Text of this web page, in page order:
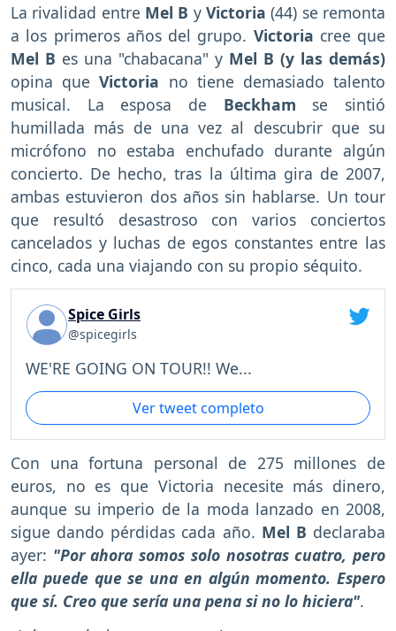
La rivalidad entre Mel B yVictoria(44) se remonta
a los primeros años del grupo. Victoria cree que
Mel B es una "chabacana" y Mel B (y las demás)
opina queVictoria no tiene demasiado talento
musical. La esposa de Beckham se sintió
humillada más de una vez al descubrir que su
micrófono no estaba enchufado durante algún
concierto. De hecho, tras la última gira de 2007,
ambas estuvieron dos años sin hablarse. Un tour
que resultó desastroso con varios conciertos
cancelados y luchas de egos constantes entre las
cinco, cada una viajando con su propio séquito.
Spice Girls
@spicegirls
WE'RE GOING ON TOUR!! We...
Ver tweet completo
Con una fortuna personal de 275 millones de
euros, no es que Victoria necesite más dinero,
aunque su imperio de la moda lanzado en 2008,
sigue dando pérdidas cada año. Mel B declaraba
ayer: "Por ahora somos solo nosotras cuatro, pero
ella puede que se una en algún momento. Espero
que sí. Creo que sería una pena si no lo hiciera".